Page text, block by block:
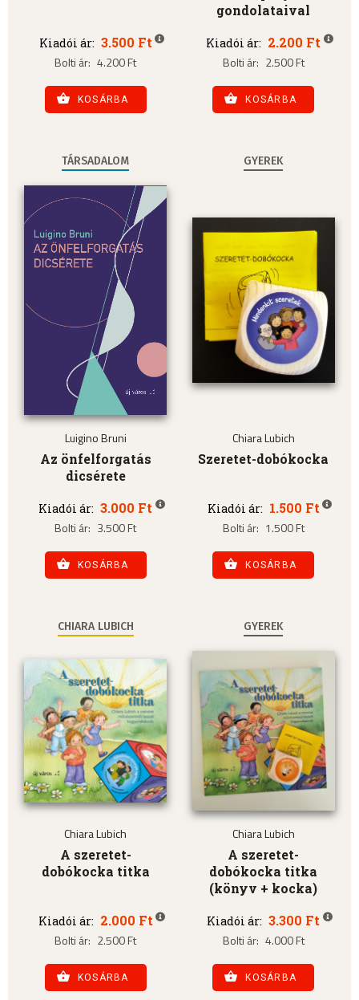
Kiadói ár: 3.500 Ft
Bolti ár: 4.200 Ft
KOSÁRBA
gondolataival
Kiadói ár: 2.200 Ft
Bolti ár: 2.500 Ft
KOSÁRBA
TÁRSADALOM
Luigino Bruni
Az önfelforgatás
dicsérete
Kiadói ár: 3.000 Ft
Bolti ár: 3.500 Ft
KOSÁRBA
GYEREK
Chiara Lubich
Szeretet-dobókocka
Kiadói ár: 1.500 Ft
Bolti ár: 1.500 Ft
KOSÁRBA
CHIARA LUBICH
Chiara Lubich
A szeretet-
dobókocka titka
Kiadói ár: 2.000 Ft
Bolti ár: 2.500 Ft
KOSÁRBA
GYEREK
Chiara Lubich
A szeretet-
dobókocka titka
(könyv + kocka)
Kiadói ár: 3.300 Ft
Bolti ár: 4.000 Ft
KOSÁRBA